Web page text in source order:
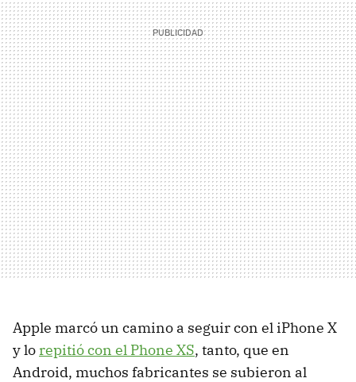
Apple marcó un camino a seguir con el iPhone X
y lo repitió con el Phone XS, tanto, que en
Android, muchos fabricantes se subieron al